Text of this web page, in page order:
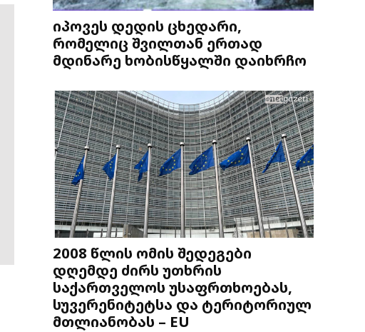
იპოვეს დედის ცხედარი,
რომელიც შვილთან ერთად
მდინარე ხობისწყალში დაიხრჩო
2008 წლის ომის შედეგები
დღემდე ძირს უთხრის
საქართველოს უსაფრთხოებას,
სუვერენიტეტსა და ტერიტორიულ
მთლიანობას – EU